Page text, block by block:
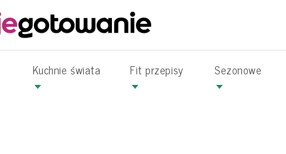
Kuchnie świata Fit przepisy Sezonowe